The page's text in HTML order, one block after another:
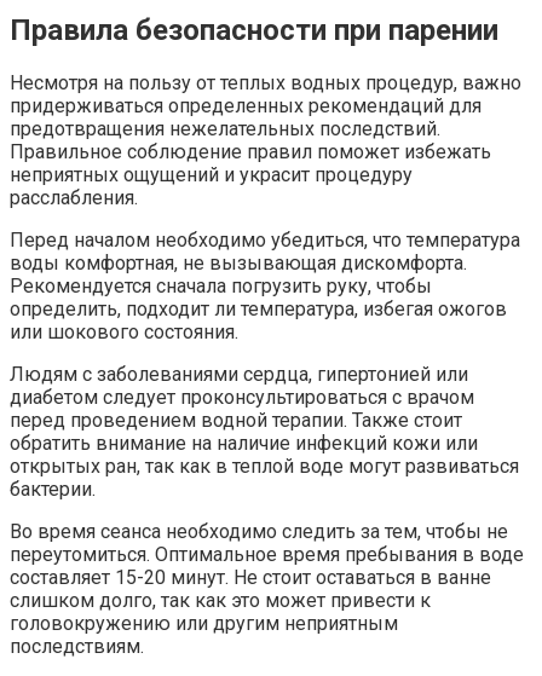
Правила безопасности при парении
Несмотря на пользу от теплых водных процедур, важно
придерживаться определенных рекомендаций для
предотвращения нежелательных последствий.
Правильное соблюдение правил поможет избежать
неприятных ощущений и украсит процедуру
расслабления.
Перед началом необходимо убедиться, что температура
воды комфортная, не вызывающая дискомфорта.
Рекомендуется сначала погрузить руку, чтобы
определить, подходит ли температура, избегая ожогов
или шокового состояния.
Людям с заболеваниями сердца, гипертонией или
диабетом следует проконсультироваться с врачом
перед проведением водной терапии. Также стоит
обратить внимание на наличие инфекций кожи или
открытых ран, так как в теплой воде могут развиваться
бактерии.
Во время сеанса необходимо следить за тем, чтобы не
переутомиться. Оптимальное время пребывания в воде
составляет 15-20 минут. Не стоит оставаться в ванне
слишком долго, так как это может привести к
головокружению или другим неприятным
последствиям.